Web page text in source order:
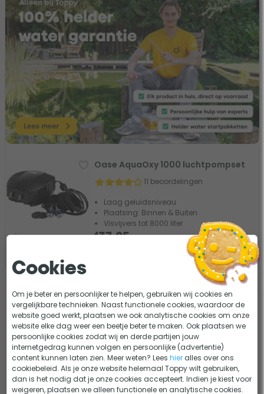
Vergelijk
Oase AquaOxy 1000 luchtpompset
11 beoordelingen
Laag geluidsniveau
Plaatsing: Binnen & Buiten
Visvijvers tot 8000 liter
137,95
Oase Beluchting & IJsvrijhouders
Cookies
Om je beter en persoonlijker te helpen, gebruiken wij cookies en
vergelijkbare technieken. Naast functionele cookies, waardoor de
website goed werkt, plaatsen we ook analytische cookies om onze
website elke dag weer een beetje beter te maken. Ook plaatsen we
persoonlijke cookies zodat wij en derde partijen jouw
internetgedrag kunnen volgen en persoonlijke (advertentie)
content kunnen laten zien. Meer weten? Leeshier alles over ons
cookiebeleid. Als je onze website helemaal Toppy wilt gebruiken,
dan is het nodig dat je onze cookies accepteert. Indien je kiest voor
weigeren, plaatsen we alleen functionele en analytische cookies.